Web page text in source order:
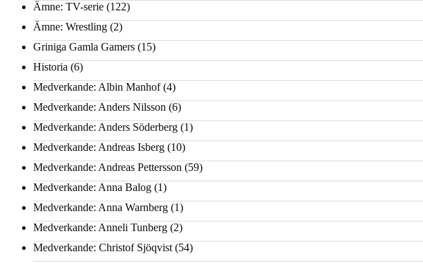
Ämne: TV-serie (122)
Ämne: Wrestling (2)
Griniga Gamla Gamers (15)
Historia (6)
Medverkande: Albin Manhof(4)
Medverkande: Anders Nilsson (6)
Medverkande: Anders Söderberg (1)
Medverkande: Andreas Isberg (10)
Medverkande: Andreas Pettersson (59)
Medverkande: Anna Balog (1)
Medverkande: Anna Warnberg (1)
Medverkande: Anneli Tunberg (2)
Medverkande: Christof Sjöqvist (54)